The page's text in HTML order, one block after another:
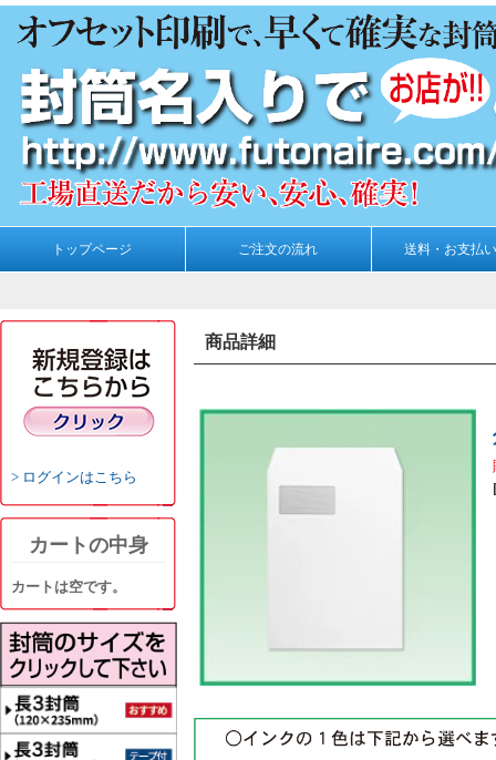
トップページ ご注文の流れ 送料・お支払
ログインはこちら
カートの中身
カートは空です。
商品詳細